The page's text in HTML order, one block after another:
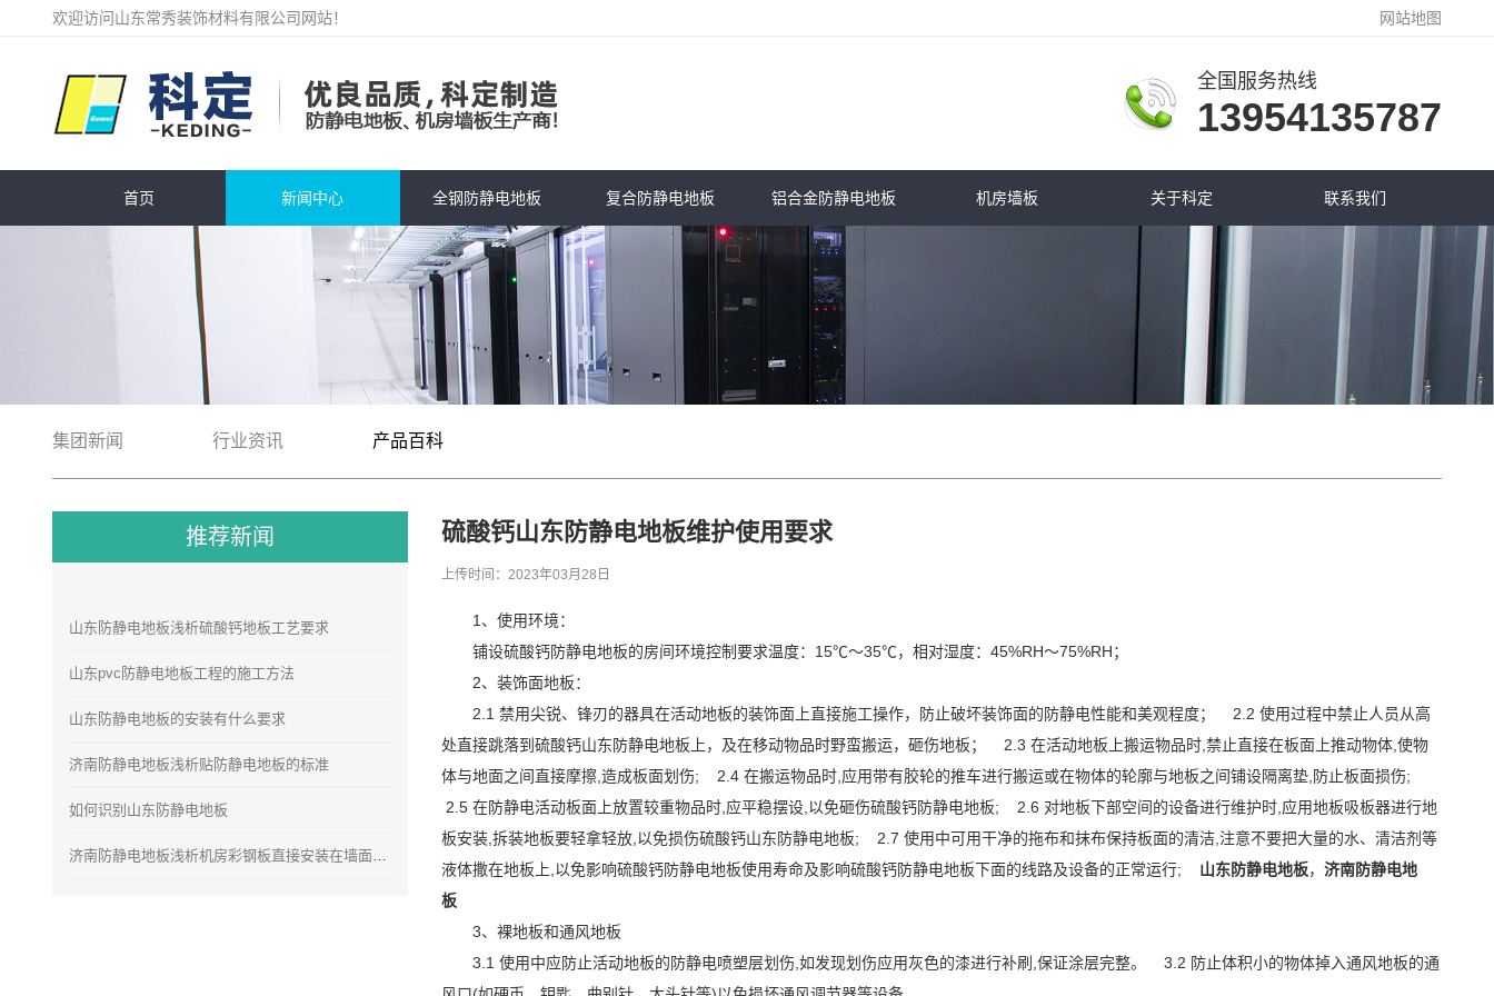
欢迎访问山东常秀装饰材料有限公司网站！ 网站地图
全国服务热线
13954135787
首页 新闻中心 全钢防静电地板 复合防静电地板 铝合金防静电地板 机房墙板 关于科定 联系我们
集团新闻 行业资讯 产品百科
推荐新闻
山东防静电地板浅析硫酸钙地板工艺要求
山东pvc防静电地板工程的施工方法
山东防静电地板的安装有什么要求
济南防静电地板浅析贴防静电地板的标准
如何识别山东防静电地板
济南防静电地板浅析机房彩钢板直接安装在墙面的安装方法
硫酸钙山东防静电地板维护使用要求
上传时间：2023年03月28日
1、使用环境：
铺设硫酸钙防静电地板的房间环境控制要求温度：15℃～35℃，相对湿度：45%RH～75%RH；
2、装饰面地板：
2.1 禁用尖锐、锋刃的器具在活动地板的装饰面上直接施工操作，防止破坏装饰面的防静电性能和美观程度； 2.2 使用过程中禁止人员从高
处直接跳落到硫酸钙山东防静电地板上，及在移动物品时野蛮搬运，砸伤地板； 2.3 在活动地板上搬运物品时,禁止直接在板面上推动物体,使物
体与地面之间直接摩擦,造成板面划伤; 2.4 在搬运物品时,应用带有胶轮的推车进行搬运或在物体的轮廓与地板之间铺设隔离垫,防止板面损伤;
2.5 在防静电活动板面上放置较重物品时,应平稳摆设,以免砸伤硫酸钙防静电地板; 2.6 对地板下部空间的设备进行维护时,应用地板吸板器进行地
板安装,拆装地板要轻拿轻放,以免损伤硫酸钙山东防静电地板; 2.7 使用中可用干净的拖布和抹布保持板面的清洁,注意不要把大量的水、清洁剂等
液体撒在地板上,以免影响硫酸钙防静电地板使用寿命及影响硫酸钙防静电地板下面的线路及设备的正常运行; 山东防静电地板， 济南防静电地
板
3、裸地板和通风地板
3.1 使用中应防止活动地板的防静电喷塑层划伤,如发现划伤应用灰色的漆进行补刷,保证涂层完整。 3.2 防止体积小的物体掉入通风地板的通